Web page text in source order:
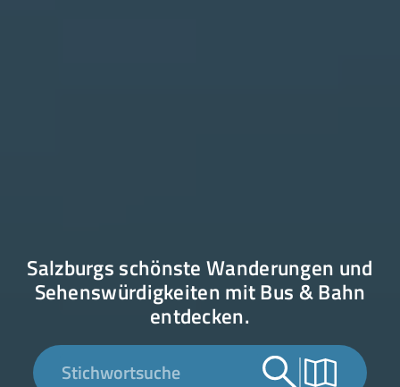
Salzburgs schönste Wanderungen und
Sehens­würdig­keiten mit Bus & Bahn
entdecken.
Stichwortsuche